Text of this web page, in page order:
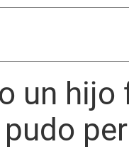
un hijo